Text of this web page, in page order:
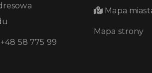
58 775 99
Mapa
Mapa strony